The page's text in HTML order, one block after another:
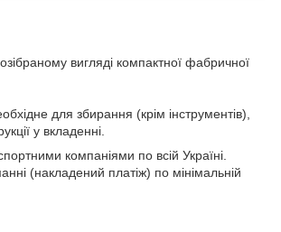
вигляді компактної фабричної
для збирання (крім інструментів),
у вкладенні.
компаніями по всій Україні.
(накладений платіж) по мінімальній